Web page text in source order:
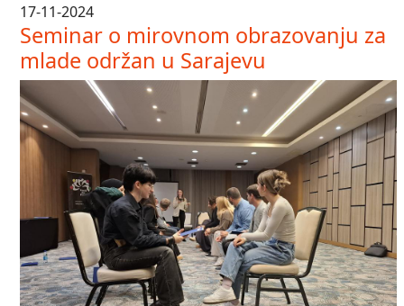
17-11-2024
Seminar o mirovnom obrazovanju za
mlade održan u Sarajevu